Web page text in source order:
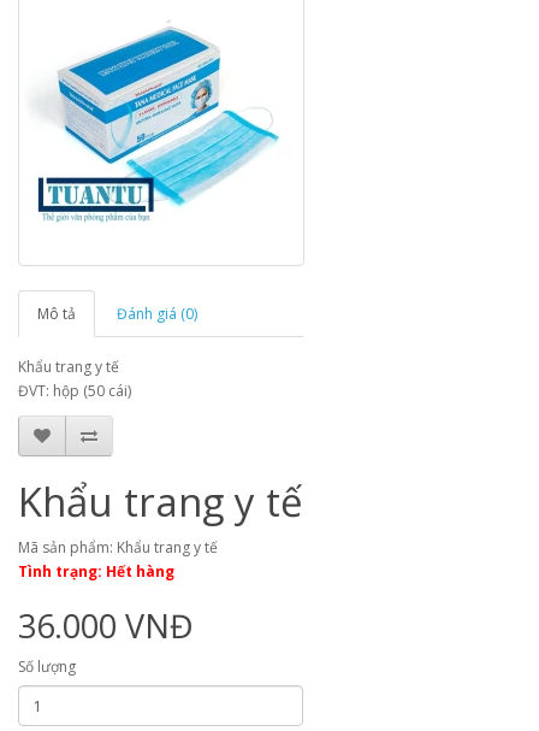
Mô tả Đánh giá (0)
Khẩu trang y tế
ĐVT: hộp (50 cái)
Khẩu trang y tế
Mã sản phẩm: Khẩu trang y tế
Tình trạng: Hết hàng
36.000 VNĐ
Số lượng